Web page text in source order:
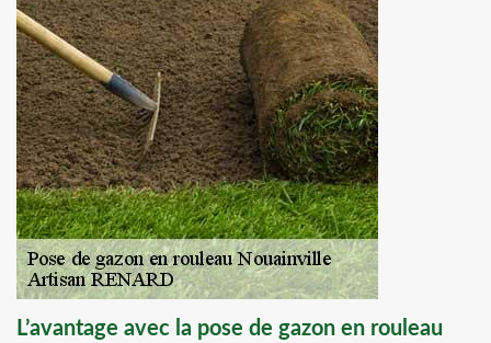
L’avantage avec la pose de gazon en rouleau